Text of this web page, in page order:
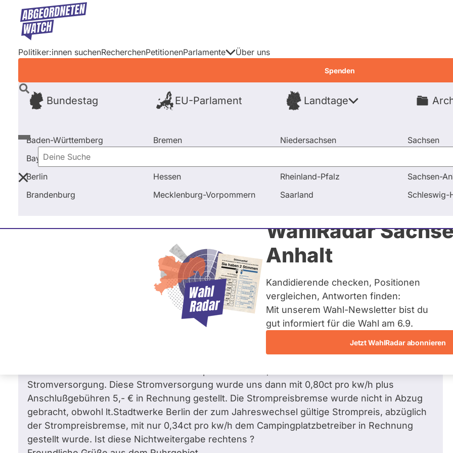
Direkt
Inhalt
Politiker:innen suchenRecherchenPetitionenParlamente
Bundestag EU-Parlament Landtage
Baden-Württemberg
Bayern
Berlin
Brandenburg
Bremen
Hessen
Mecklenburg-Vorpommern
Niedersachsen
Rheinland-Pfalz
Saarland
Sachsen
Sachsen-
Schleswig-
Über uns
Spenden
Deine
Suche
WahlRadar
Anhalt
Kandidierende checken, Positionen
vergleichen, Antworten finden:
Mit unserem Wahl-Newsletter bist du
gut informiert für die Wahl am 6.9.
Jetzt WahlRadar abonnieren
Startseite Frage stellen Ingrid Nestle Fragen und Antworten Strompreisbremse wird vom
Ingrid Nestle
BÜNDNIS 90/­DIE GRÜNEN
Zum Profil
Strompreisbremse wird vom Campingplatzbetreiber nicht weitergegeben - Ist diese
wir waren zum Jahresende für 6 Tage / Nächte zu Gast auf einem Campingplatz in Berlin
Stromversorgung. Diese Stromversorgung wurde uns dann mit 0,80ct pro kw/h plus
Anschlußgebühren 5,- € in Rechnung gestellt. Die Strompreisbremse wurde nicht in Abzug
gebracht, obwohl lt.Stadtwerke Berlin der zum Jahreswechsel gültige Strompreis, abzüglich
der Strompreisbremse, mit nur 0,34ct pro kw/h dem Campingplatzbetreiber in Rechnung
gestellt wurde. Ist diese Nichtweitergabe rechtens ?